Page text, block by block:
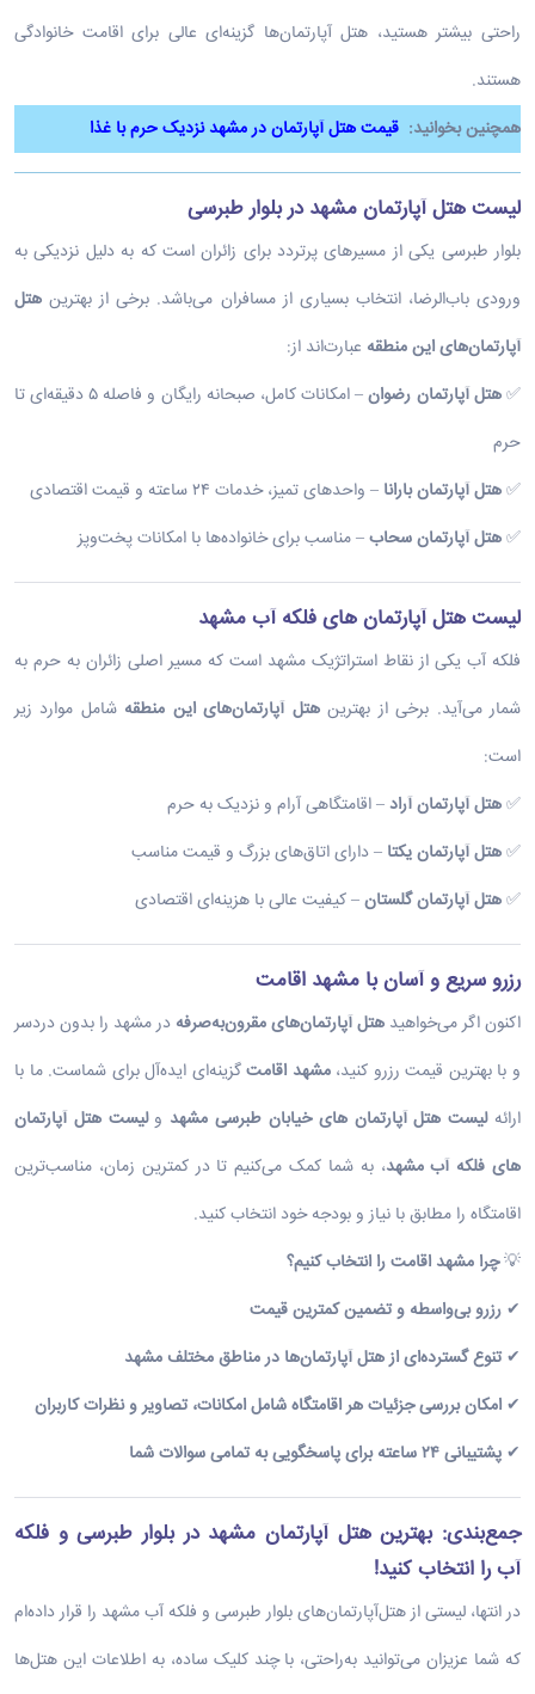
راحتی بیشتر هستید، هتل آپارتمان‌ها گزینه‌ای عالی برای اقامت خانوادگی
هستند.
همچنین بخوانید: قیمت هتل آپارتمان در مشهد نزدیک حرم با غذا
لیست هتل آپارتمان مشهد در بلوار طبرسی
بلوار طبرسی یکی از مسیرهای پرتردد برای زائران است که به دلیل نزدیکی به
ورودی باب‌الرضا، انتخاب بسیاری از مسافران می‌باشد. برخی از بهترین هتل
آپارتمان‌های این منطقه عبارت‌اند از:
✅هتل آپارتمان رضوان
– امکانات کامل، صبحانه رایگان و فاصله ۵ دقیقه‌ای تا
حرم
✅هتل آپارتمان بارانا – واحدهای تمیز، خدمات ۲۴ ساعته و قیمت اقتصادی
✅هتل آپارتمان سحاب– مناسب برای خانواده‌ها با امکانات پخت‌وپز
لیست هتل آپارتمان های فلکه آب مشهد
فلکه آب یکی از نقاط استراتژیک مشهد است که مسیر اصلی زائران به حرم به
شمار می‌آید. برخی از بهترینهتل آپارتمان‌های این منطقه شامل موارد زیر
است:
✅هتل آپارتمان آراد– اقامتگاهی آرام و نزدیک به حرم
✅هتل آپارتمان یکتا – دارای اتاق‌های بزرگ و قیمت مناسب
✅هتل آپارتمان گلستان– کیفیت عالی با هزینه‌ای اقتصادی
رزرو سریع و آسان با مشهد اقامت
اکنون اگر می‌خواهید هتل آپارتمان‌های مقرون‌به‌صرفه در مشهد را بدون دردسر
و با بهترین قیمت رزرو کنید،مشهد اقامتگزینه‌ای ایده‌آل برای شماست. ما با
ارائهلیست هتل آپارتمان های خیابان طبرسی مشهد ولیست هتل آپارتمان
های فلکه آب مشهد، به شما کمک می‌کنیم تا در کمترین زمان، مناسب‌ترین
اقامتگاه را مطابق با نیاز و بودجه خود انتخاب کنید.
💡چرا مشهد اقامت را انتخاب کنیم؟
✔ رزرو بی‌واسطه و تضمین کمترین قیمت
✔تنوع گسترده‌ای از هتل آپارتمان‌ها در مناطق مختلف مشهد
✔ امکان بررسی جزئیات هر اقامتگاه شامل امکانات، تصاویر و نظرات کاربران
✔ پشتیبانی ۲۴ ساعته برای پاسخگویی به تمامی سوالات شما
جمع‌بندی: بهترین هتل آپارتمان مشهد در بلوار طبرسی و فلکه
آب را انتخاب کنید!
در انتها، لیستی از هتل‌آپارتمان‌های بلوار طبرسی و فلکه آب مشهد را قرار داده‌ام
که شما عزیزان می‌توانید به‌راحتی، با چند کلیک ساده، به اطلاعات این هتل‌ها